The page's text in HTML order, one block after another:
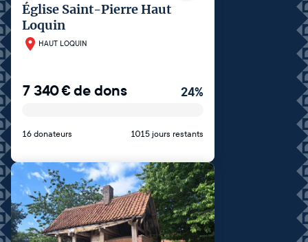
Église Saint-Pierre Haut
Loquin
HAUT LOQUIN
7 340€de dons 24%
16 donateurs 1015 jours restants